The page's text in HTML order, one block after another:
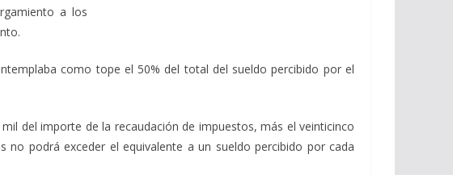
a los
como tope el 50% del total del sueldo percibido por el
del importe de la recaudación de impuestos, más el veinticinco
podrá exceder el equivalente a un sueldo percibido por cada